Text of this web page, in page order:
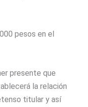
pesos en el
presente que
la relación
titular y así